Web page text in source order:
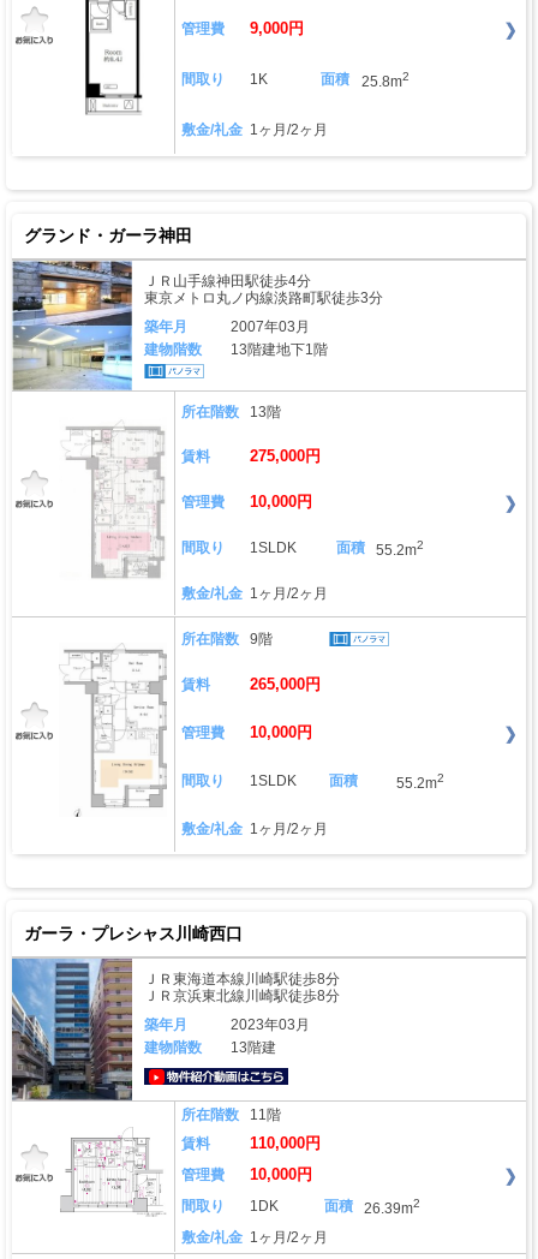
管理費 9,000円
間取り 1K 面積 25.8m2
敷金/礼金 1ヶ月/2ヶ月
グランド・ガーラ神田
ＪＲ山手線神田駅徒歩4分
東京メトロ丸ノ内線淡路町駅徒歩3分
築年月
2007年03月
建物階数
13階建地下1階
所在階数 13階
賃料 275,000円
管理費 10,000円
間取り 1SLDK 面積 55.2m2
敷金/礼金 1ヶ月/2ヶ月
所在階数 9階
賃料 265,000円
管理費 10,000円
間取り 1SLDK 面積 55.2m2
敷金/礼金 1ヶ月/2ヶ月
ガーラ・プレシャス川崎西口
ＪＲ東海道本線川崎駅徒歩8分
ＪＲ京浜東北線川崎駅徒歩8分
築年月
2023年03月
建物階数
13階建
所在階数
11階
賃料
110,000円
管理費 10,000円
間取り 1DK 面積 26.39m2
敷金/礼金 1ヶ月/2ヶ月